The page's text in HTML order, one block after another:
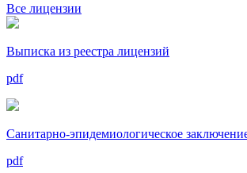
Все лицензии
Выписка из реестра лицензий
pdf
Санитарно-эпидемиологическое
pdf